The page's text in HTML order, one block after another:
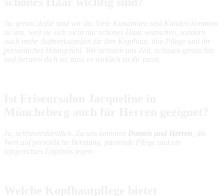
Ja, genau dafür sind wir da. Viele Kundinnen und Kunden kommen
zu uns, weil sie sich nicht nur schönes Haar wünschen, sondern
auch mehr Aufmerksamkeit für ihre Kopfhaut, ihre Pflege und ihr
persönliches Haargefühl. Wir nehmen uns Zeit, schauen genau hin
und beraten dich so, dass es wirklich zu dir passt.
Ja, selbstverständlich. Zu uns kommen Damen und Herren , die
Wert auf persönliche Beratung, passende Pflege und ein
typgerechtes Ergebnis legen.